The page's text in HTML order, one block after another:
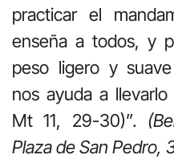
practicar el
enseña a todos, y
peso ligero y
nos ayuda a
Mt 11, 29-30)”.
Plaza de San Pedro,